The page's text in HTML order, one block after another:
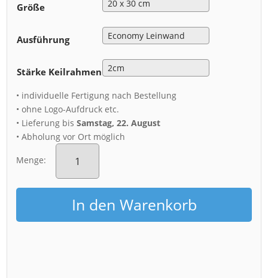
Größe
Ausführung
Stärke Keilrahmen
• individuelle Fertigung nach Bestellung
• ohne Logo-Aufdruck etc.
• Lieferung bisSamstag, 22. August
• Abholung vor Ort möglich
Menge:
Leinwand
(01679)
zum
Sonnenaufgang
MengeIn den Warenkorb